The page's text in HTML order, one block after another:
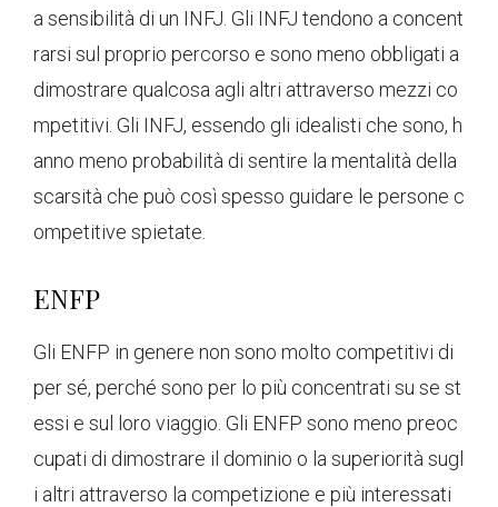
a sensibilità di un INFJ. Gli INFJ tendono a concent
rarsi sul proprio percorso e sono meno obbligati a
dimostrare qualcosa agli altri attraverso mezzi co
mpetitivi. Gli INFJ, essendo gli idealisti che sono, h
anno meno probabilità di sentire la mentalità della
scarsità che può così spesso guidare le persone c
ompetitive spietate.
ENFP
Gli ENFP in genere non sono molto competitivi di
per sé, perché sono per lo più concentrati su se st
essi e sul loro viaggio. Gli ENFP sono meno preoc
cupati di dimostrare il dominio o la superiorità sugl
i altri attraverso la competizione e più interessati